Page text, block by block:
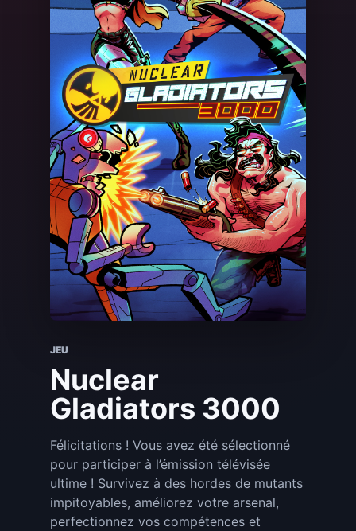
JEU
Nuclear
Gladiators 3000
Félicitations ! Vous avez été sélectionné
pour participer à l’émission télévisée
ultime ! Survivez à des hordes de mutants
impitoyables, améliorez votre arsenal,
perfectionnez vos compétences et